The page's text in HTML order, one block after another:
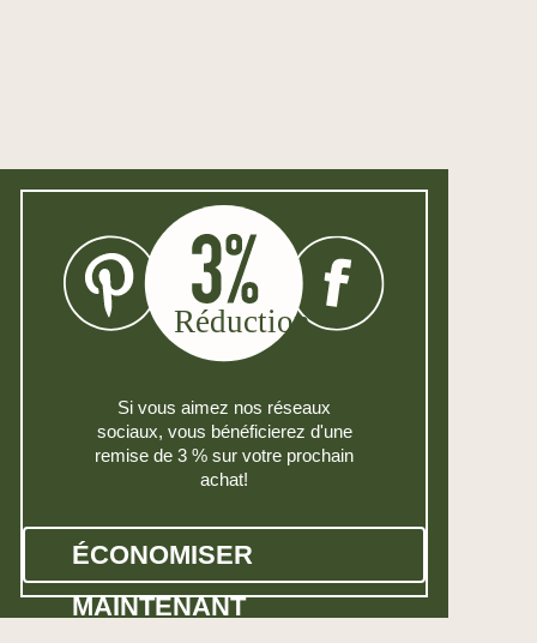
Si vous aimez nos réseaux
sociaux, vous bénéficierez d'une
remise de 3 % sur votre prochain
achat!
ÉCONOMISER
MAINTENANT